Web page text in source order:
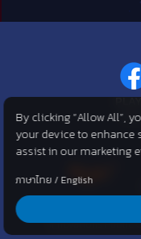
ไม่พ
©2007 KOG
Innovations Public
By clicking “Allow All”,
your device to enhance
assist in our marketing
ภาษาไทย / English